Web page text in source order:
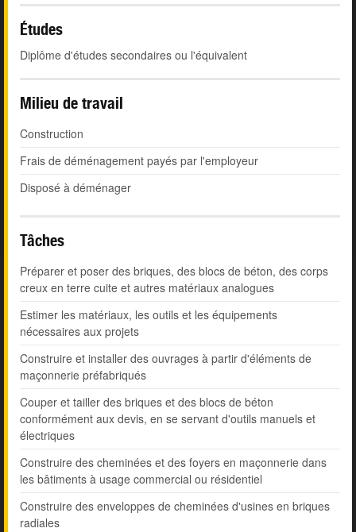
Études
Diplôme d'études secondaires ou l'équivalent
Milieu de travail
Construction
Frais de déménagement payés par l'employeur
Disposé à déménager
Tâches
Préparer et poser des briques, des blocs de béton, des corps
creux en terre cuite et autres matériaux analogues
Estimer les matériaux, les outils et les équipements
nécessaires aux projets
Construire et installer des ouvrages à partir d'éléments de
maçonnerie préfabriqués
Couper et tailler des briques et des blocs de béton
conformément aux devis, en se servant d'outils manuels et
électriques
Construire des cheminées et des foyers en maçonnerie dans
les bâtiments à usage commercial ou résidentiel
Construire des enveloppes de cheminées d'usines en briques
radiales